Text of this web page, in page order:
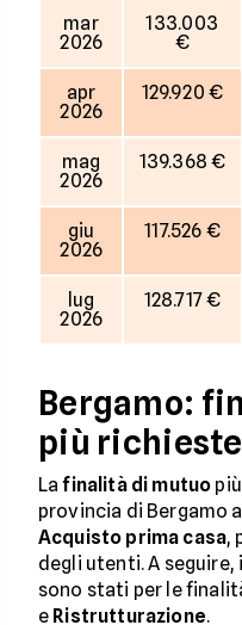
mar
2026
133.003
€
apr
2026
129.920 €
mag
2026
139.368 €
giu
2026
117.526 €
lug
2026
128.717 €
Bergamo:
più richieste
Lafinalità di mutuo
provincia di Bergamo
Acquisto prima casa,
degli utenti. A
sono stati per le
e Ristrutturazione.